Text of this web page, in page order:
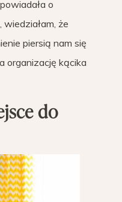
o
wiedziałam, że
piersią nam się
organizację kącika
do